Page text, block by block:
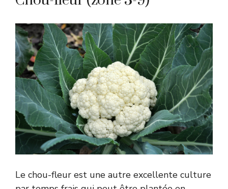
Le chou-fleur est une autre excellente culture